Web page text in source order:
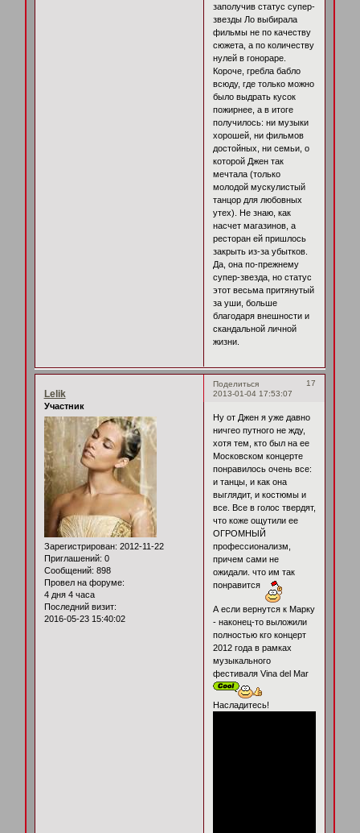
заполучив статус супер-
звезды Ло выбирала
фильмы не по качеству
сюжета, а по количеству
нулей в гонораре.
Короче, гребла бабло
всюду, где только можно
было выдрать кусок
пожирнее, а в итоге
получилось: ни музыки
хорошей, ни фильмов
достойных, ни семьи, о
которой Джен так
мечтала (только
молодой мускулистый
танцор для любовных
утех). Не знаю, как
насчет магазинов, а
ресторан ей пришлось
закрыть из-за убытков.
Да, она по-прежнему
супер-звезда, но статус
этот весьма притянутый
за уши, больше
благодаря внешности и
скандальной личной
жизни.
Поделиться
17
2013-01-04 17:53:07
Lelik
Участник
Зарегистрирован: 2012-11-22
Приглашений: 0
Сообщений: 898
Провел на форуме:
4 дня 4 часа
Последний визит:
2016-05-23 15:40:02
Ну от Джен я уже давно
ничгео путного не жду,
хотя тем, кто был на ее
Московском концерте
понравилось очень все:
и танцы, и как она
выглядит, и костюмы и
все. Все в голос твердят,
что коже ощутили ее
ОГРОМНЫЙ
профессионализм,
причем сами не
ожидали. что им так
понравится
А если вернутся к Марку
- наконец-то выложили
полностью кго концерт
2012 года в рамках
музыкального
фестиваля Vina del Mar
Насладитесь!